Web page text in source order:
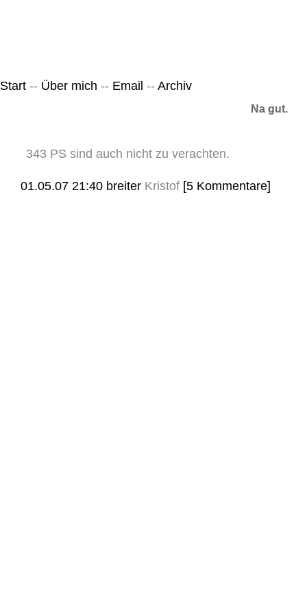
Start -- Über mich -- Email -- Archiv
Na gut.
343 PS sind auch nicht zu verachten.
01.05.07 21:40 breiter Kristof [5 Kommentare]